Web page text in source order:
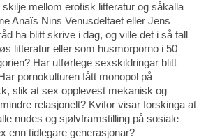
mellom erotisk litteratur og såkalla
Anaïs Nins Venusdeltaet eller Jens
ha blitt skrive i dag, og ville det i så fall
litteratur eller som husmorporno i 50
Har utførlege sexskildringar blitt
pornokulturen fått monopol på
slik at sex opplevest mekanisk og
relasjonelt? Kvifor visar forskinga at
nudes og sjølvframstilling på sosiale
enn tidlegare generasjonar?